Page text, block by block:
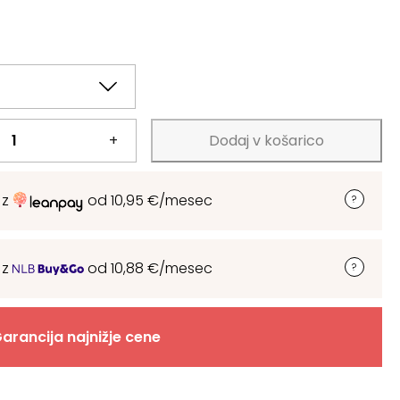
+ Dodaj v košarico
od 10,95 €/mesec
od 10,88 €/mesec
najnižje cene